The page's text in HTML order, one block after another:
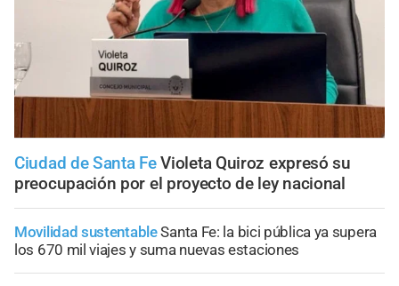
Ciudad de Santa Fe Violeta Quiroz expresó su
preocupación por el proyecto de ley nacional
Movilidad sustentableSanta Fe: la bici pública ya supera
los 670 mil viajes y suma nuevas estaciones